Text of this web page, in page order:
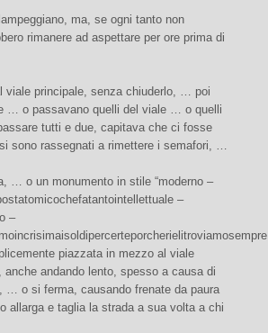
ma, se ogni tanto non
rimanere ad aspettare per ore prima di
principale, senza chiuderlo, … poi
… o passavano quelli del viale … o quelli
tutti e due, capitava che ci fosse
sono rassegnati a rimettere i semafori, …
… o un monumento in stile “moderno –
–
–
piazzata in mezzo al viale
andando lento, spesso a causa di
… o si ferma, causando frenate da paura
e taglia la strada a sua volta a chi